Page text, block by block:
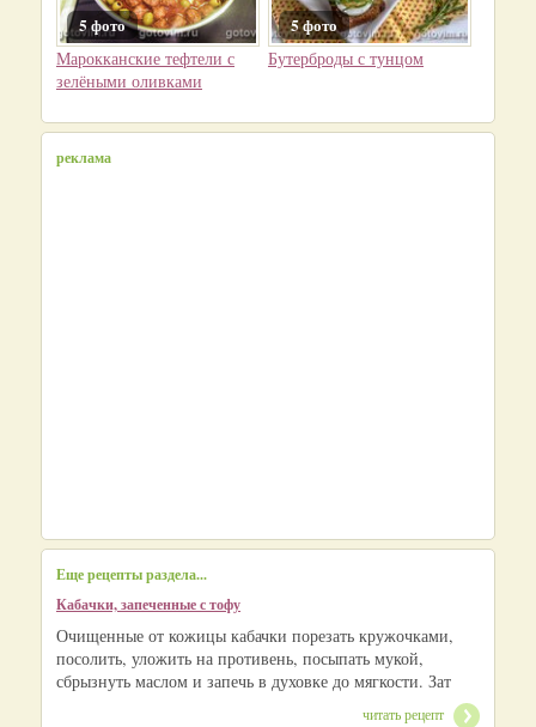
5 фото
Марокканские тефтели с
зелёными оливками
5 фото
Бутерброды с тунцом
реклама
Еще рецепты раздела...
Кабачки, запеченные с тофу
Очищенные от кожицы кабачки порезать кружочками,
посолить, уложить на противень, посыпать мукой,
сбрызнуть маслом и запечь в духовке до мягкости. Зат
читать рецепт